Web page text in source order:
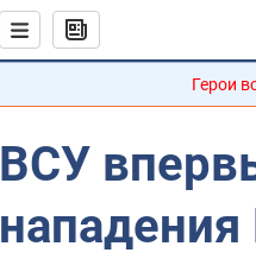
Герои
ВСУ
нападения